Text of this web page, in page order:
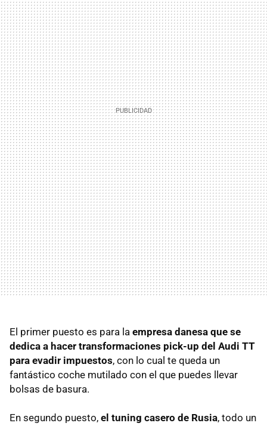
El primer puesto es para la empresa danesa que se
dedica a hacer transformaciones pick-up del Audi TT
para evadir impuestos, con lo cual te queda un
fantástico coche mutilado con el que puedes llevar
bolsas de basura.
En segundo puesto, el tuning casero de Rusia, todo un